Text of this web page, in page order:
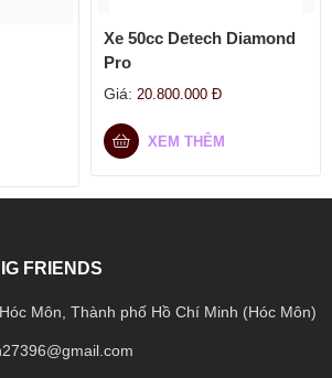
Xe 50cc Detech Diamond
Pro
Giá: 20.800.000 Đ
XEM THÊM
FRIENDS
Môn, Thành phố Hồ Chí Minh (Hóc Môn)